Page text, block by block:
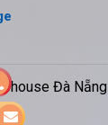
Đà Nẵng